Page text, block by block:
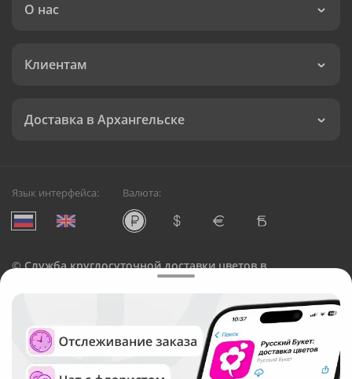
О нас
Клиентам
Доставка в Архангельске
Язык интерфейса: Валюта:
©Служба круглосуточной доставки цветов в
Русский Букет, 2026
Общество с ограниченной ответственностью «Технология»
ОГРН: 1195476081745, ИНН: 5410081997
Юридический адрес: г. Новосибирск, ул. Ипподромская,
д.42, оф. 3